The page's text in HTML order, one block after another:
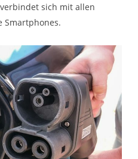
sich mit allen
Smartphones.